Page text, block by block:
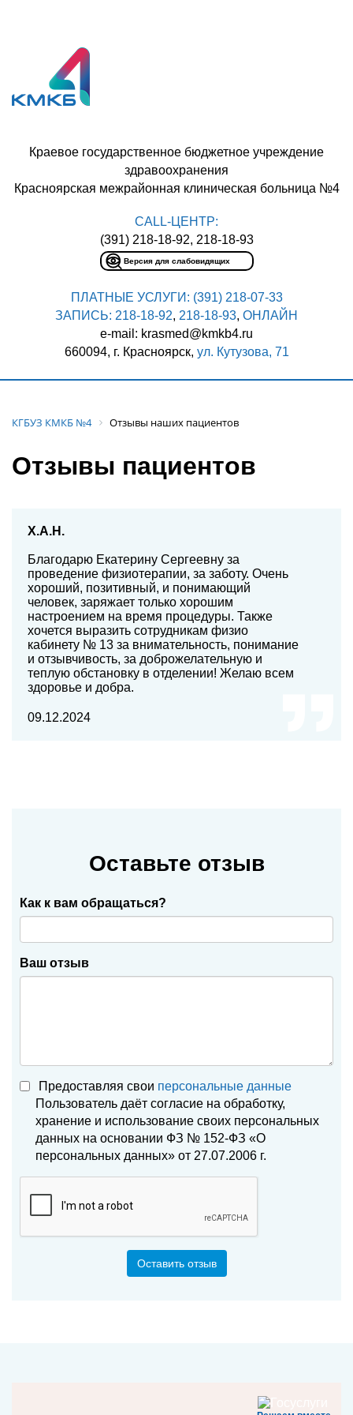
CALL-ЦЕНТР:
(391) 218-18-92, 218-18-93
Версия для слабовидящих
Краевое государственное бюджетное учреждение
здравоохранения
Красноярская межрайонная клиническая больница №4
ПЛАТНЫЕ УСЛУГИ: (391) 218-07-33
ЗАПИСЬ: 218-18-92, 218-18-93, ОНЛАЙН
e-mail: krasmed@kmkb4.ru
660094, г. Красноярск, ул. Кутузова, 71
КГБУЗ КМКБ №4 Отзывы наших пациентов
Отзывы пациентов
Х.А.Н.
Благодарю Екатерину Сергеевну за
проведение физиотерапии, за заботу. Очень
хороший, позитивный, и понимающий
человек, заряжает только хорошим
настроением на время процедуры. Также
хочется выразить сотрудникам физио
кабинету № 13 за внимательность, понимание
и отзывчивость, за доброжелательную и
теплую обстановку в отделении! Желаю всем
здоровье и добра.
09.12.2024
Оставьте отзыв
Как к вам обращаться?
Ваш отзыв
Предоставляя свои персональные данные
Пользователь даёт согласие на обработку,
хранение и использование своих персональных
данных на основании ФЗ № 152-ФЗ «О
персональных данных» от 27.07.2006 г.
Оставить отзыв